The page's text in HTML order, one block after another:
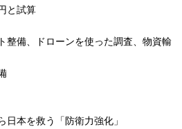
と試算
整備、ドローンを使った調査、物資輸
本を救う「防衛力強化」